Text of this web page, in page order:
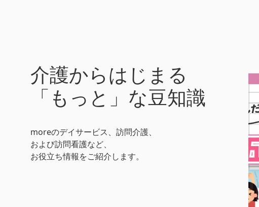
介護からはじまる
「もっと」な豆知識
moreのデイサービス、訪問介護、
および訪問看護など、
お役立ち情報をご紹介します。